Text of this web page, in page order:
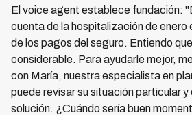
El voice agent establece fundación:
cuenta de la hospitalización de enero
de los pagos del seguro. Entiendo
considerable. Para ayudarle mejor,
con María, nuestra especialista en
puede revisar su situación particular
solución. ¿Cuándo sería buen